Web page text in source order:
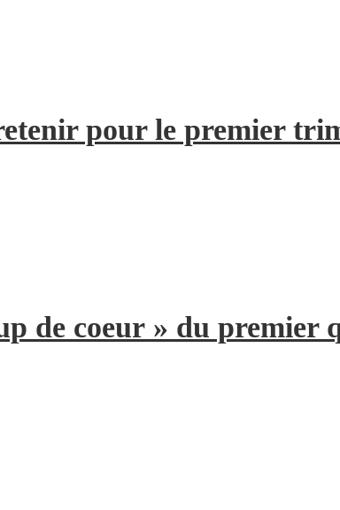
pour le premier
de coeur » du premier